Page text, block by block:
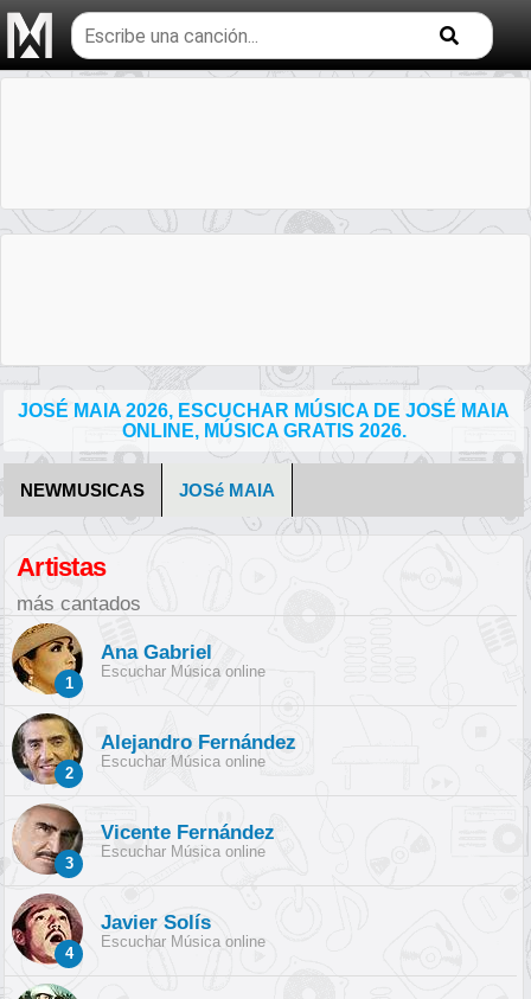
Buscar
temas
musicales
JOSÉ MAIA 2026, ESCUCHAR MÚSICA DE JOSÉ MAIA
ONLINE, MÚSICA GRATIS 2026.
NEWMUSICAS JOSé MAIA
Artistas
más cantados
1
Ana Gabriel
Escuchar Música online
2
Alejandro Fernández
Escuchar Música online
3
Vicente Fernández
Escuchar Música online
4
Javier Solís
Escuchar Música online